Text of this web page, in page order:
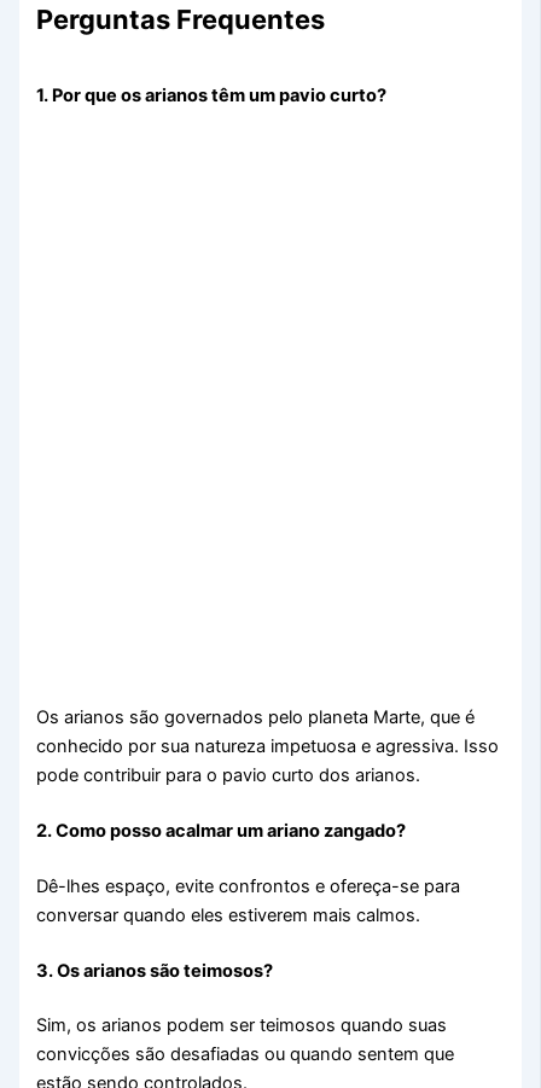
Perguntas Frequentes
1. Por que os arianos têm um pavio curto?
Os arianos são governados pelo planeta Marte, que é
conhecido por sua natureza impetuosa e agressiva. Isso
pode contribuir para o pavio curto dos arianos.
2. Como posso acalmar um ariano zangado?
Dê-lhes espaço, evite confrontos e ofereça-se para
conversar quando eles estiverem mais calmos.
3. Os arianos são teimosos?
Sim, os arianos podem ser teimosos quando suas
convicções são desafiadas ou quando sentem que